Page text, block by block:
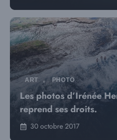
ART , PHOTO
Les photos d’Irénée
reprend ses droits.
30 octobre 2017